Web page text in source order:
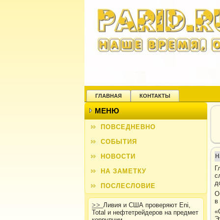
ГЛАВНАЯ КОНТАКТЫ
МЕНЮ
ПОВСЕДНЕВНО
СОБЫТИЯ
НОВОСТИ
НА ЗАМЕТКУ
ПОСЛЕСЛОВИЕ
>> Ливия и США проверяют Eni,
Total и нефтетрейдеров на предмет
в